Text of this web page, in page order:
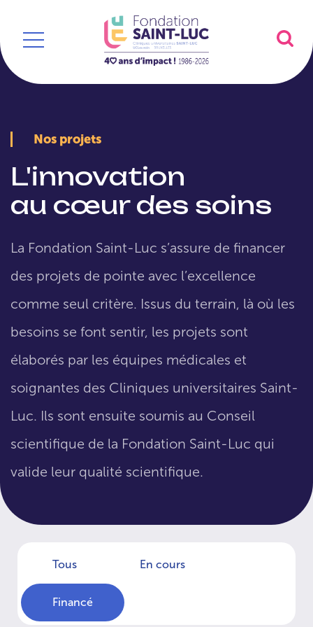
Nos projets
L'innovation
au cœur des soins
La Fondation Saint-Luc s’assure de financer
des projets de pointe avec l’excellence
comme seul critère. Issus du terrain, là où les
besoins se font sentir, les projets sont
élaborés par les équipes médicales et
soignantes des Cliniques universitaires Saint-
Luc. Ils sont ensuite soumis au Conseil
scientifique de la Fondation Saint-Luc qui
valide leur qualité scientifique.
Tous En cours
Financé